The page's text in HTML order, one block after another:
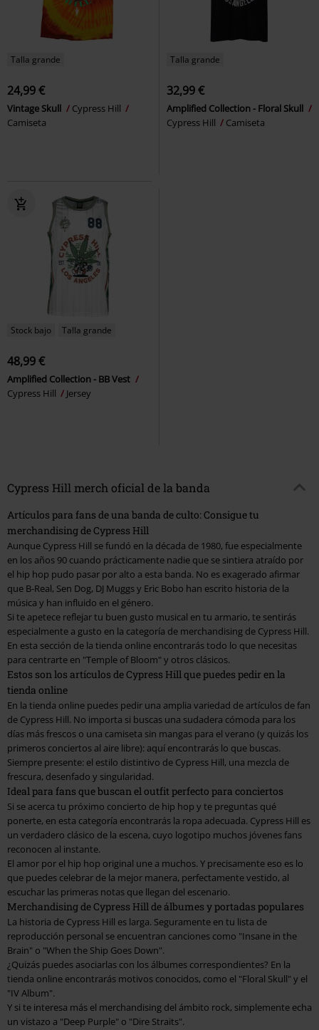
Talla grande
24,99 €
Vintage Skull
Cypress Hill
Camiseta
Talla grande
32,99 €
Amplified Collection - Floral Skull
Cypress Hill
Camiseta
Stock bajo Talla grande
48,99 €
Amplified Collection - BB Vest
Cypress Hill
Jersey
Cypress Hill merch oficial de la banda
Artículos para fans de una banda de culto: Consigue tu
merchandising de Cypress Hill
Aunque Cypress Hill se fundó en la década de 1980, fue especialmente
en los años 90 cuando prácticamente nadie que se sintiera atraído por
el hip hop pudo pasar por alto a esta banda. No es exagerado afirmar
que B-Real, Sen Dog, DJ Muggs y Eric Bobo han escrito historia de la
música y han influido en el género.
Si te apetece reflejar tu buen gusto musical en tu armario, te sentirás
especialmente a gusto en la categoría de merchandising de Cypress Hill.
En esta sección de la tienda online encontrarás todo lo que necesitas
para centrarte en "Temple of Bloom" y otros clásicos.
Estos son los artículos de Cypress Hill que puedes pedir en la
tienda online
En la tienda online puedes pedir una amplia variedad de artículos de fan
de Cypress Hill. No importa si buscas una sudadera cómoda para los
días más frescos o una camiseta sin mangas para el verano (y quizás los
primeros conciertos al aire libre): aquí encontrarás lo que buscas.
Siempre presente: el estilo distintivo de Cypress Hill, una mezcla de
frescura, desenfado y singularidad.
Ideal para fans que buscan el outfit perfecto para conciertos
Si se acerca tu próximo concierto de hip hop y te preguntas qué
ponerte, en esta categoría encontrarás la ropa adecuada. Cypress Hill es
un verdadero clásico de la escena, cuyo logotipo muchos jóvenes fans
reconocen al instante.
El amor por el hip hop original une a muchos. Y precisamente eso es lo
que puedes celebrar de la mejor manera, perfectamente vestido, al
escuchar las primeras notas que llegan del escenario.
Merchandising de Cypress Hill de álbumes y portadas populares
La historia de Cypress Hill es larga. Seguramente en tu lista de
reproducción personal se encuentran canciones como "Insane in the
Brain" o "When the Ship Goes Down".
¿Quizás puedes asociarlas con los álbumes correspondientes? En la
tienda online encontrarás motivos conocidos, como el "Floral Skull" y el
"IV Album".
Y si te interesa más el merchandising del ámbito rock, simplemente echa
un vistazo a "Deep Purple" o "Dire Straits".